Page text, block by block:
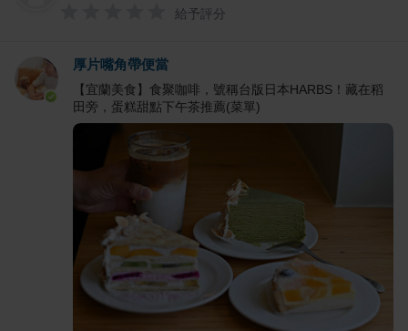
給予評分
厚片嘴角帶便當
【宜蘭美食】食聚咖啡，號稱台版日本HARBS！藏在稻
田旁，蛋糕甜點下午茶推薦(菜單)